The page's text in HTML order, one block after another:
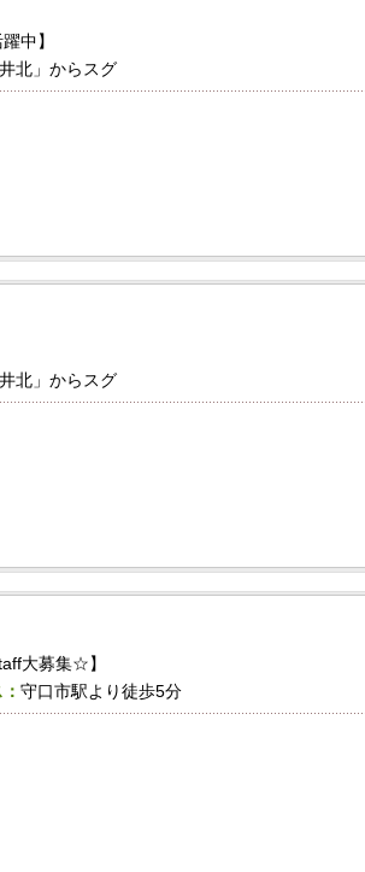
中】
北」からスグ
北」からスグ
大募集☆】
：守口市駅より徒歩5分